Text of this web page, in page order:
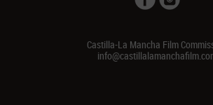
Castilla-La Mancha Film